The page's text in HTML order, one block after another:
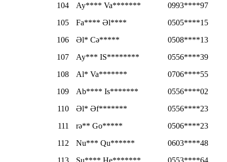
104
Ay**** Va*******
0993****97
105
Fa**** Əl****
0505****15
106
Əl* Cə*****
0508****13
107
Ay*** IS********
0556****39
108
Al* Va*******
0706****55
109
Ab**** Is*******
0556****02
110
Əl* Əf*******
0556****23
111
rə** Go*****
0506****23
112
Nu*** Qu******
0603****48
113
Su**** He*******
0553****64